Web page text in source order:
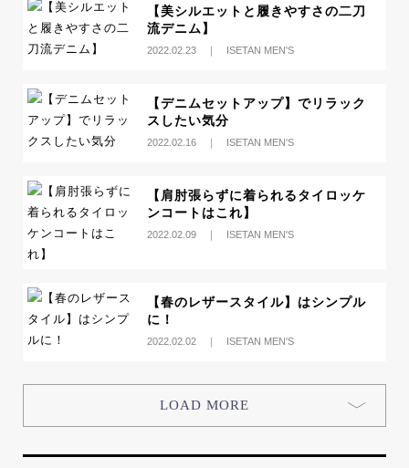
【美シルエットと履きやすさの二刀
流デニム】
2022.02.23 ｜ ISETAN MEN'S
【デニムセットアップ】でリラック
スしたい気分
2022.02.16 ｜ ISETAN MEN'S
【肩肘張らずに着られるタイロッケ
ンコートはこれ】
2022.02.09 ｜ ISETAN MEN'S
【春のレザースタイル】はシンプル
に！
2022.02.02 ｜ ISETAN MEN'S
LOAD MORE